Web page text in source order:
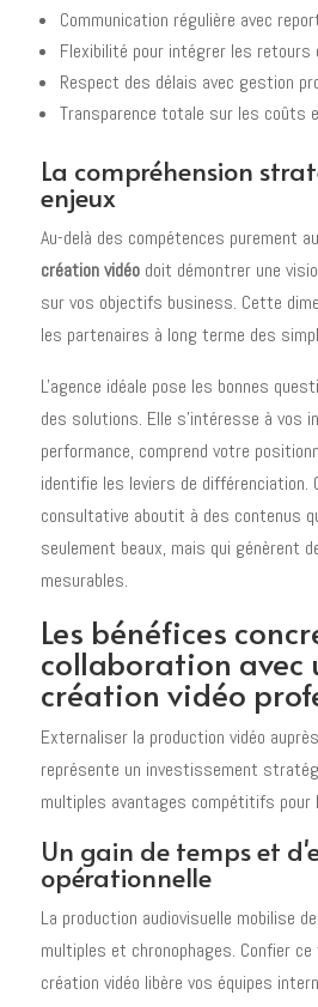
Communication régulière avec
Flexibilité pour intégrer les
Respect des délais avec gestion
Transparence totale sur les coûts
La compréhension
enjeux
Au-delà des compétences purement
création vidéodoit démontrer une
sur vos objectifs business. Cette
les partenaires à long terme des
L'agence idéale pose les bonnes
des solutions. Elle s'intéresse à vos
performance, comprend votre
identifie les leviers de différenciation.
consultative aboutit à des contenus
seulement beaux, mais qui génèrent
mesurables.
Les bénéfices
collaboration avec
création vidéo
Externaliser la production vidéo
représente un investissement
multiples avantages compétitifs pour
Un gain de temps et
opérationnelle
La production audiovisuelle mobilise
multiples et chronophages. Confier
création vidéo libère vos équipes